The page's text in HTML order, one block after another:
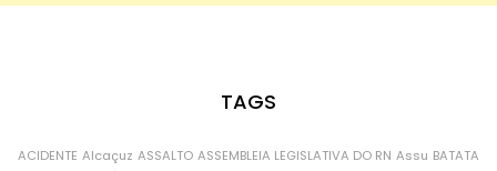
TAGS
ACIDENTE Alcaçuz ASSALTO ASSEMBLEIA LEGISLATIVA DO RN Assu BATATA